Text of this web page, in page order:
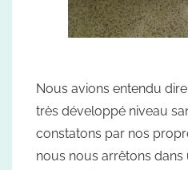
Nous avions entendu
très développé niveau
constatons par nos
nous nous arrêtons